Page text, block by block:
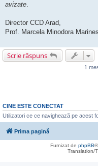
avizate.
Director CCD Arad,
Prof. Marcela Minodora
Scrie răspuns
1
CINE ESTE CONECTAT
Utilizatori ce ce navighează pe acest
Prima pagină
Furnizat de phpBB
Translation/